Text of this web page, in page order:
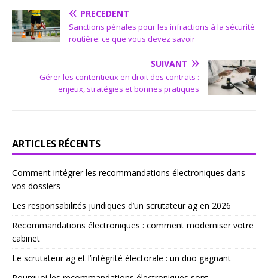
PRÉCÉDENT
Sanctions pénales pour les infractions à la sécurité
routière: ce que vous devez savoir
SUIVANT
Gérer les contentieux en droit des contrats :
enjeux, stratégies et bonnes pratiques
ARTICLES RÉCENTS
Comment intégrer les recommandations électroniques dans
vos dossiers
Les responsabilités juridiques d’un scrutateur ag en 2026
Recommandations électroniques : comment moderniser votre
cabinet
Le scrutateur ag et l’intégrité électorale : un duo gagnant